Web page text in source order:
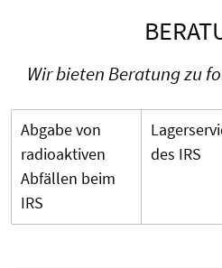
Wir bieten Beratung zu
Abgabe von
radioaktiven
Abfällen beim
IRS
des IRS